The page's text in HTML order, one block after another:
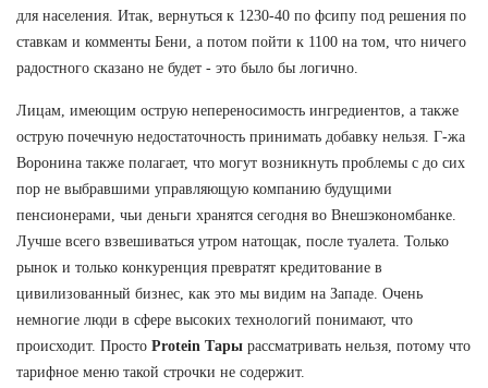
для населения. Итак, вернуться к 1230-40 по фсипу под решения по
ставкам и комменты Бени, а потом пойти к 1100 на том, что ничего
радостного сказано не будет - это было бы логично.
Лицам, имеющим острую непереносимость ингредиентов, а также
острую почечную недостаточность принимать добавку нельзя. Г-жа
Воронина также полагает, что могут возникнуть проблемы с до сих
пор не выбравшими управляющую компанию будущими
пенсионерами, чьи деньги хранятся сегодня во Внешэкономбанке.
Лучше всего взвешиваться утром натощак, после туалета. Только
рынок и только конкуренция превратят кредитование в
цивилизованный бизнес, как это мы видим на Западе. Очень
немногие люди в сфере высоких технологий понимают, что
происходит. Просто Protein Тары рассматривать нельзя, потому что
тарифное меню такой строчки не содержит.